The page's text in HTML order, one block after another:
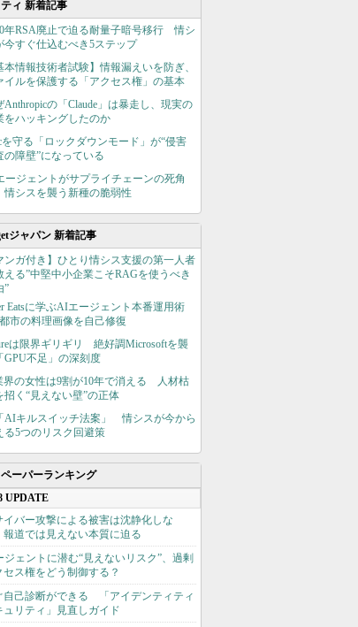
ィ 新着記事
年RSA廃止で迫る耐量子暗号移行 情シ
今すぐ仕込むべき5ステップ
本情報技術者試験】情報漏えいを防ぎ、
イルを保護する「アクセス権」の基本
Anthropicの「Claude」は暴走し、現実の
をハッキングしたのか
を守る「ロックダウンモード」が“侵害
の障壁”になっている
ージェントがサプライチェーンの死角
シスを襲う新種の脆弱性
ジャパン 新着記事
ンガ付き】ひとり情シス支援の第一人者
える”中堅中小企業こそRAGを使うべき
”
Eatsに学ぶAIエージェント本番運用術
市の料理画像を自己修復
は限界ギリギリ 絶好調Microsoftを襲
GPU不足」の深刻度
界の女性は9割が10年で消える 人材枯
招く“見えない壁”の正体
AIキルスイッチ法案」 情シスが今から
る5つのリスク回避策
ーパーランキング
UPDATE
イバー攻撃による被害は沈静化しな
道では見えない本質に迫る
ジェントに潜む“見えないリスク”、過剰
セス権をどう制御する？
自己診断ができる 「アイデンティティ
ュリティ」見直しガイド